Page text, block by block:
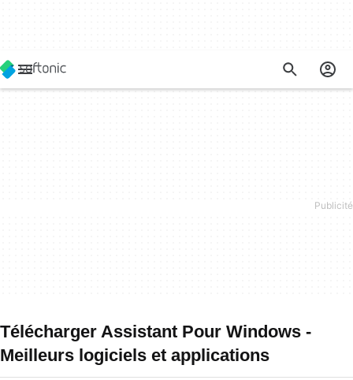
Télécharger Assistant Pour Windows -
Meilleurs logiciels et applications